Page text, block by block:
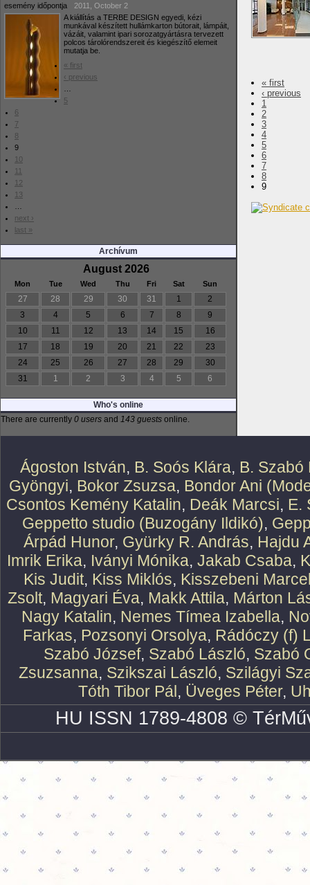
esemény időpontja
2011, October 2
A kiállítás a TERBE DESIGN egyedi, kézi
munkával készített hullámkarton bútorait, lámpáit,
vázáit, valamint ipari sorozatgyártásra tervezett
polcos tárolórendszereit és kiegészítő elemeit
mutatja be.
« first
‹ previous
…
5
6
7
8
9
10
11
12
13
…
next ›
last »
Archívum
August 2026
Mon Tue Wed Thu Fri Sat Sun
27 28 29 30 31 1
2
3
4 5 6 7 8
9
10
11 12 13 14 15
16
17
18 19 20 21 22
23
24
25 26 27 28 29
30
31
1 2 3 4 5 6
Who's online
There are currently 0 users and 143 guests online.
« first
‹ previous
1
2
3
4
5
6
7
8
9
Ágoston István, B. Soós Klára, B. Szabó
Gyöngyi, Bokor Zsuzsa, Bondor Ani
Csontos Kemény Katalin, Deák Marcsi, E.
Geppetto studio (Buzogány Ildikó),
Árpád Hunor, Gyürky R. András, Hajdu
Imrik Erika, Iványi Mónika, Jakab Csaba,
Kis Judit, Kiss Miklós, Kisszebeni
Zsolt, Magyari Éva, Makk Attila, Márton
Nagy Katalin, Nemes Tímea Izabella,
Farkas, Pozsonyi Orsolya, Rádóczy (f)
Szabó József, Szabó László, Szabó
Zsuzsanna, Szikszai László, Szilágyi
Tóth Tibor Pál, Üveges Péter,
HU ISSN 1789-4808 ©